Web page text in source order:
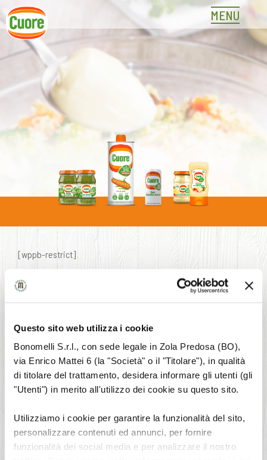
Questo sito web utilizza i cookie
Bonomelli S.r.l., con sede legale in Zola Predosa (BO),
via Enrico Mattei 6 (la "Società" o il "Titolare"), in qualità
di titolare del trattamento, desidera informare gli utenti (gli
"Utenti") in merito all'utilizzo dei cookie su questo sito.
Utilizziamo i cookie per garantire la funzionalità del sito,
personalizzare contenuti ed annunci, per fornire
funzionalità dei social media e per analizzare il nostro
Skip
to
content
MENU
[wppb-restrict]
[/wppb-restrict]